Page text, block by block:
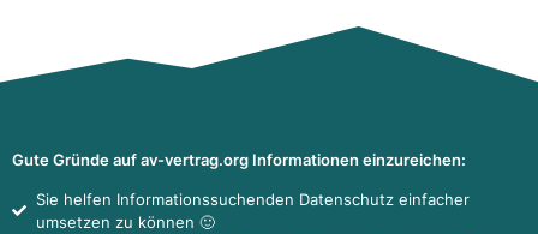
Gute Gründe auf av-vertrag.org Informationen einzureichen:
Sie helfen Informationssuchenden Datenschutz einfacher
umsetzen zu können 🙂